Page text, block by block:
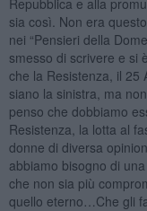
sia così. Non era
nei “Pensieri della
smesso di scrivere e si
che la Resistenza, il 25
siano la sinistra, ma
penso che dobbiamo
Resistenza, la lotta al
donne di diversa
abbiamo bisogno di
che non sia più
quello eterno…Che gli